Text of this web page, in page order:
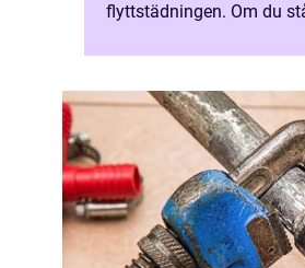
flyttstädningen. Om du